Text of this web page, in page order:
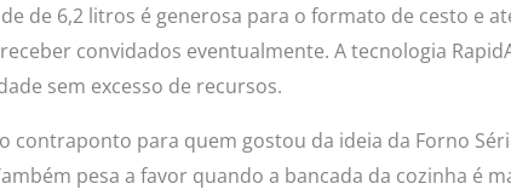
de 6,2 litros é generosa para o formato de cesto e
convidados eventualmente. A tecnologia
sem excesso de recursos.
contraponto para quem gostou da ideia da Forno
pesa a favor quando a bancada da cozinha é